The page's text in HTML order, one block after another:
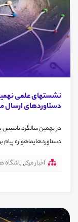
نشستهای علمی
دستاوردهای ارسال
در نهمین سالگرد تاسیس
دستاوردهایماهواره
اخبار مرکز,باشگاه